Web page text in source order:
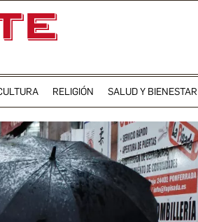
RELIGIÓN SALUD Y BIENESTAR